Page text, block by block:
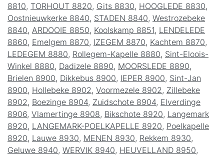
8810, TORHOUT 8820, Gits 8830, HOOGLEDE 8830,
Oostnieuwkerke 8840, STADEN 8840, Westrozebeke
8840, ARDOOIE 8850, Koolskamp 8851, LENDELEDE
8860, Emelgem 8870, IZEGEM 8870, Kachtem 8870,
LEDEGEM 8880, Rollegem-Kapelle 8880, Sint-Eloois-
Winkel 8880, Dadizele 8890, MOORSLEDE 8890,
Brielen 8900, Dikkebus 8900, IEPER 8900, Sint-Jan
8900, Hollebeke 8902 , Voormezele 8902 , Zillebeke
8902 , Boezinge 8904, Zuidschote 8904, Elverdinge
8906, Vlamertinge 8908, Bikschote 8920, Langemark
8920, LANGEMARK-POELKAPELLE 8920, Poelkapelle
8920, Lauwe 8930, MENEN 8930, Rekkem 8930,
Geluwe 8940, WERVIK 8940, HEUVELLAND 8950,